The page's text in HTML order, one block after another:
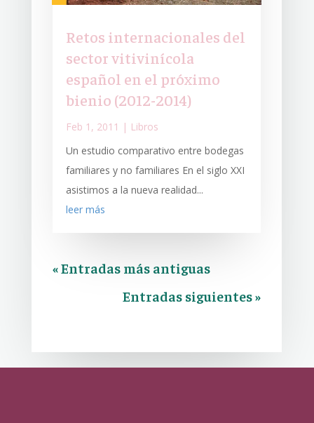
Retos internacionales del
sector vitivinícola
español en el próximo
bienio (2012-2014)
Feb 1, 2011 | Libros
Un estudio comparativo entre bodegas
familiares y no familiares En el siglo XXI
asistimos a la nueva realidad...
leer más
« Entradas más antiguas
Entradas siguientes »